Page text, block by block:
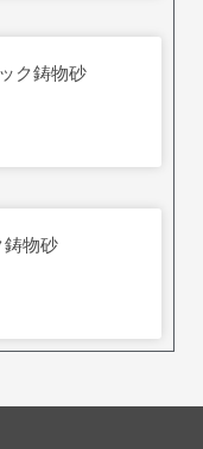
ク鋳物砂
鋳物砂